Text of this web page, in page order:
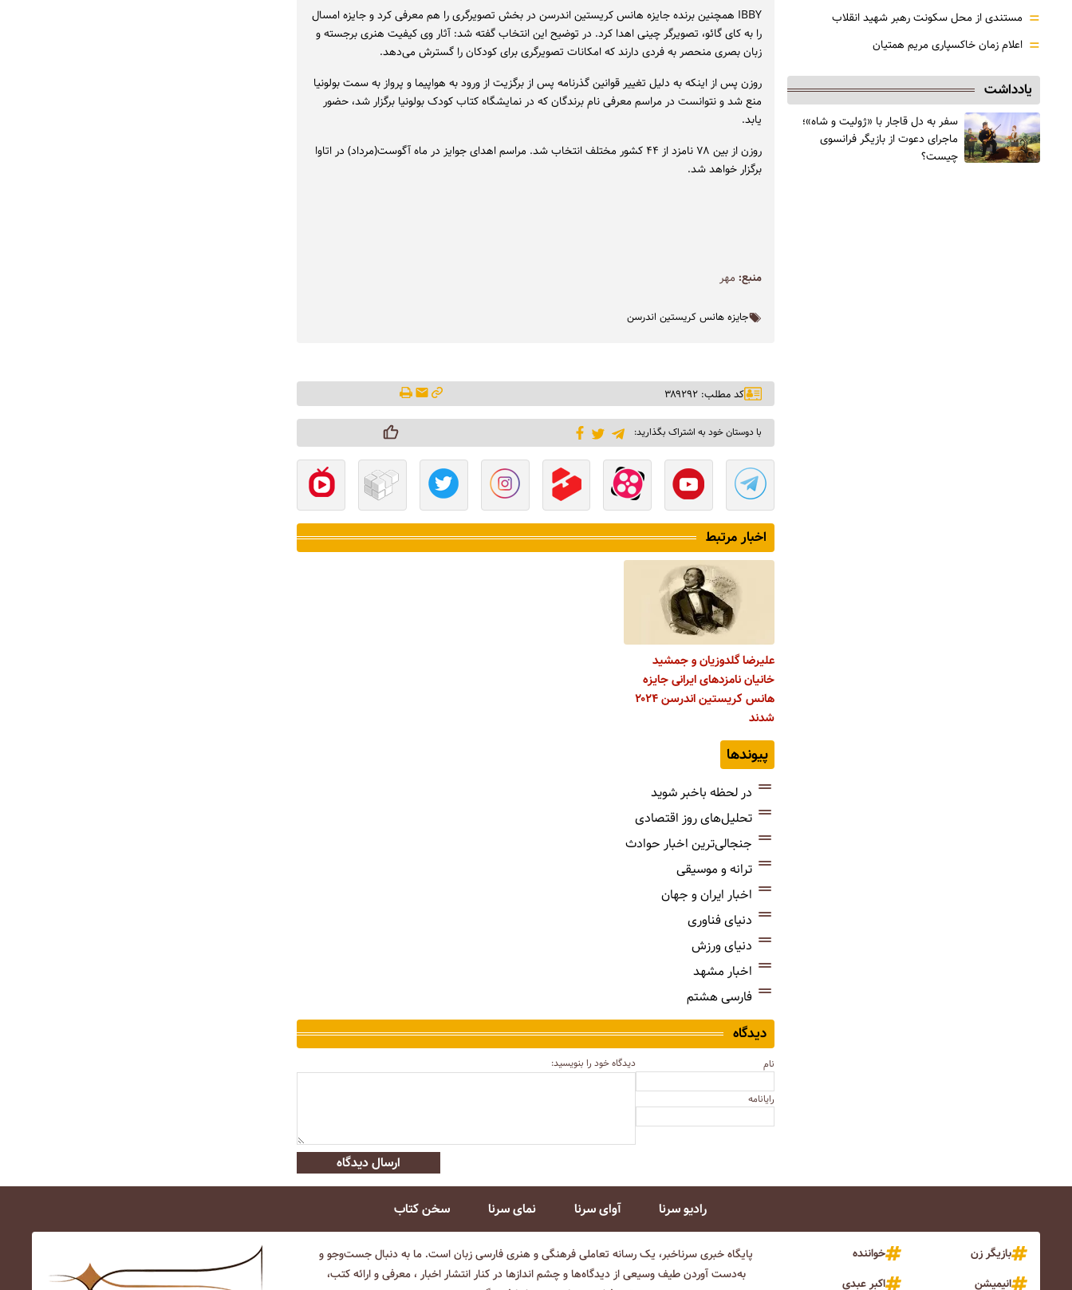
IBBY همچنین برنده جایزه هانس کریستین اندرسن در بخش تصویرگری را هم معرفی کرد و جایزه امسال
را به کای گائو، تصویرگر چینی اهدا کرد. در توضیح این انتخاب گفته شد: آثار وی کیفیت هنری برجسته و
زبان بصری منحصر به فردی دارند که امکانات تصویرگری برای کودکان را گسترش می‌دهد.
روزن پس از اینکه به دلیل تغییر قوانین گذرنامه پس از برگزیت از ورود به هواپیما و پرواز به سمت بولونیا
منع شد و نتوانست در مراسم معرفی نام برندگان که در نمایشگاه کتاب کودک بولونیا برگزار شد، حضور
یابد.
روزن از بین ۷۸ نامزد از ۴۴ کشور مختلف انتخاب شد. مراسم اهدای جوایز در ماه آگوست(مرداد) در اتاوا
برگزار خواهد شد.
منبع: مهر
جایزه هانس کریستین اندرسن
کد مطلب: ۳۸۹۲۹۲
با دوستان خود به اشتراک بگذارید:
اخبار مرتبط
علیرضا گلدوزیان و جمشید
خانیان نامزدهای ایرانی جایزه
هانس کریستین اندرسن ۲۰۲۴
شدند
پیوندها
در لحظه باخبر شوید
تحلیل‌های روز اقتصادی
جنجالی‌ترین اخبار حوادث
ترانه و موسیقی
اخبار ایران و جهان
دنیای فناوری
دنیای ورزش
اخبار مشهد
فارسی هشتم
دیدگاه
نام
رایانامه
دیدگاه خود را بنویسید:
ارسال دیدگاه
= مستندی از محل سکونت رهبر شهید انقلاب
= اعلام زمان خاکسپاری مریم همتیان
یادداشت
سفر به دل قاجار با «ژولیت و شاه»؛
ماجرای دعوت از ‌بازیگر فرانسوی
چیست؟
رادیو سرنا آوای سرنا نمای سرنا سخن کتاب
بازیگر زن
خواننده
انیمیشن
اکبر عبدی
پایگاه خبری سرناخبر، یک رسانه تعاملی فرهنگی و هنری فارسی زبان است. ما به دنبال جست‌و‌جو و
به‌دست آوردن طیف وسیعی از دیدگاه‌ها و چشم انداز‌ها در کنار انتشار اخبار ، معرفی و ارائه کتب،